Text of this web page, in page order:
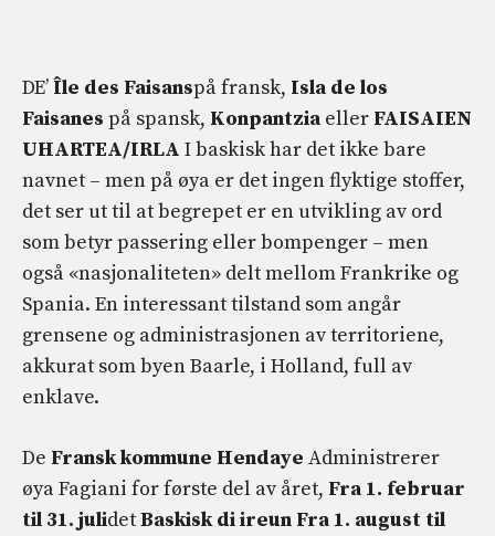
DE’Île des Faisanspå fransk, Isla de los
Faisanes på spansk, Konpantzia eller FAISAIEN
UHARTEA/IRLA I baskisk har det ikke bare
navnet – men på øya er det ingen flyktige stoffer,
det ser ut til at begrepet er en utvikling av ord
som betyr passering eller bompenger – men
også «nasjonaliteten» delt mellom Frankrike og
Spania. En interessant tilstand som angår
grensene og administrasjonen av territoriene,
akkurat som byen Baarle, i Holland, full av
enklave.
De Fransk kommune Hendaye Administrerer
øya Fagiani for første del av året, Fra 1. februar
til 31. julidetBaskisk di ireun Fra 1. august til